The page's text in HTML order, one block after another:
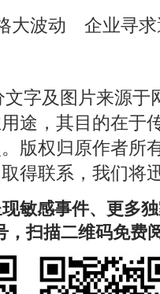
大波动 企业寻求
文字及图片来源
途，其目的在于
版权归原作者所
得联系，我们将
敏感事件、更多
，扫描二维码免费